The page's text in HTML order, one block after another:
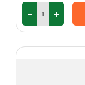
＋
－